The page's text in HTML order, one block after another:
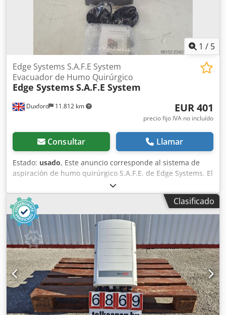
1 / 5
Duxford 11.812 km
Edge Systems S.A.F.E System
Evacuador de Humo Quirúrgico
Edge SystemsS.A.F.E System
EUR 401
precio fijo IVA no incluído
Consultar Llamar
Estado: usado, Este anuncio corresponde al sistema de
aspiración de humo quirúrgico S.A.F.E. de Edge Systems. El
equipo está en perfecto estado de funcionamiento y listo
para su uso inmediato. Cjdjzqf N Nepfx Ag Sjha Este
sistema de aspiración de humo quirúrgico es un
instrumento de laboratorio de alta calidad fabricado por
Edge Systems (Modelo: S.A.F.E. System). Captura y filtra de
manera eficiente las partículas en suspensión y los humos
peligrosos, mejorando la seguridad del entorno quirúrgico
o clínico. Se ha obtenido directamente de una instalación
en funcionamiento, lo que garantiza un rendimiento y una
fiabilidad óptimos para las aplicaciones de laboratorio
estándar, al tiempo que ofrece una alternativa rentable a
la compra de equipos nuevos. Informe de transparencia y
auditoría técnica: Divulgación de software y medios: Como
Clasificado